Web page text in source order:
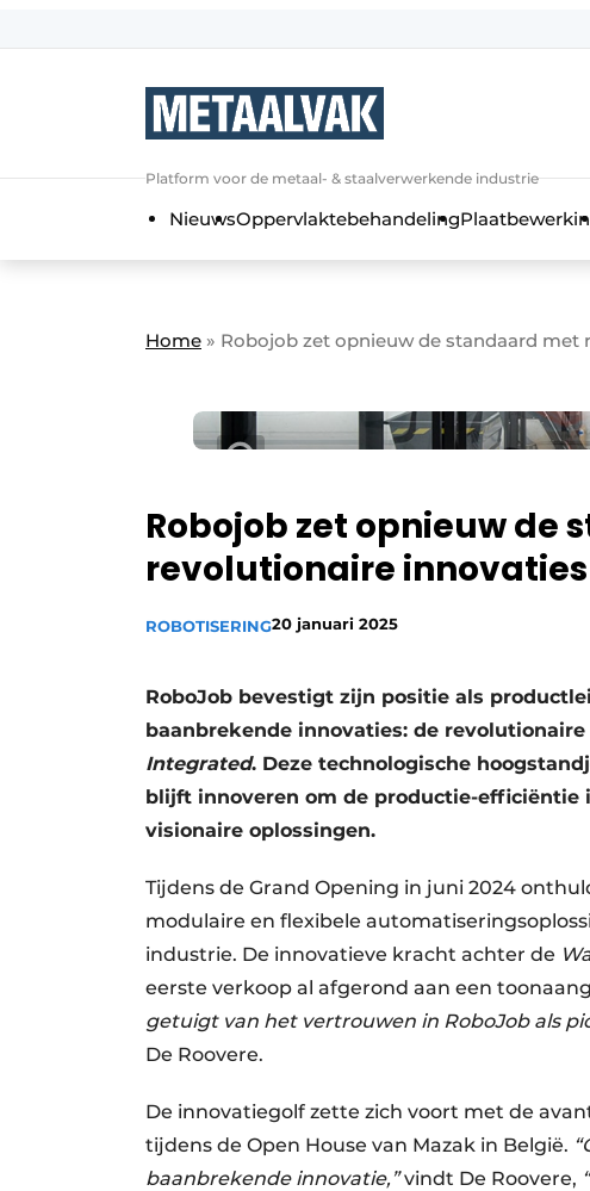
Algemene voorwaarden
Direct contact
Home
Nieuwsbrief
Privacy / Cookie statement
Vacature aanmelden
Platform voor de metaal- & staalverwerkende industrie
NieuwsOppervlaktebehandeling
Home » Robojob zet opnieuw de standaard met
Robojob zet opnieuw de
revolutionaire innovaties
ROBOTISERING20 januari 2025
RoboJob bevestigt zijn positie als
baanbrekende innovaties: de revolutionaire
Integrated. Deze technologische
blijft innoveren om de productie-
visionaire oplossingen.
Tijdens de Grand Opening in juni 2024
modulaire en flexibele
industrie. De innovatieve kracht achter de
eerste verkoop al afgerond aan een
getuigt van het vertrouwen in RoboJob als
De Roovere.
De innovatiegolf zette zich voort met de
tijdens de Open House van Mazak in België.
baanbrekende innovatie,”vindt De Roovere,